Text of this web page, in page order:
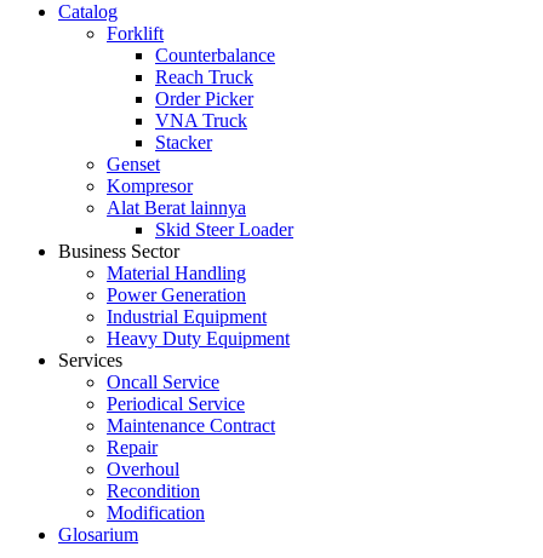
Catalog
Forklift
Counterbalance
Reach Truck
Order Picker
VNA Truck
Stacker
Genset
Kompresor
Alat Berat lainnya
Skid Steer Loader
Business Sector
Material Handling
Power Generation
Industrial Equipment
Heavy Duty Equipment
Services
Oncall Service
Periodical Service
Maintenance Contract
Repair
Overhoul
Recondition
Modification
Glosarium